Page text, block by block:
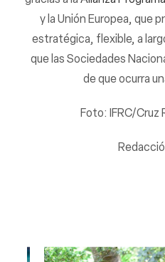
y la Unión Europea, que
estratégica, flexible, a
que las Sociedades
de que ocurra
Foto: IFRC/Cruz